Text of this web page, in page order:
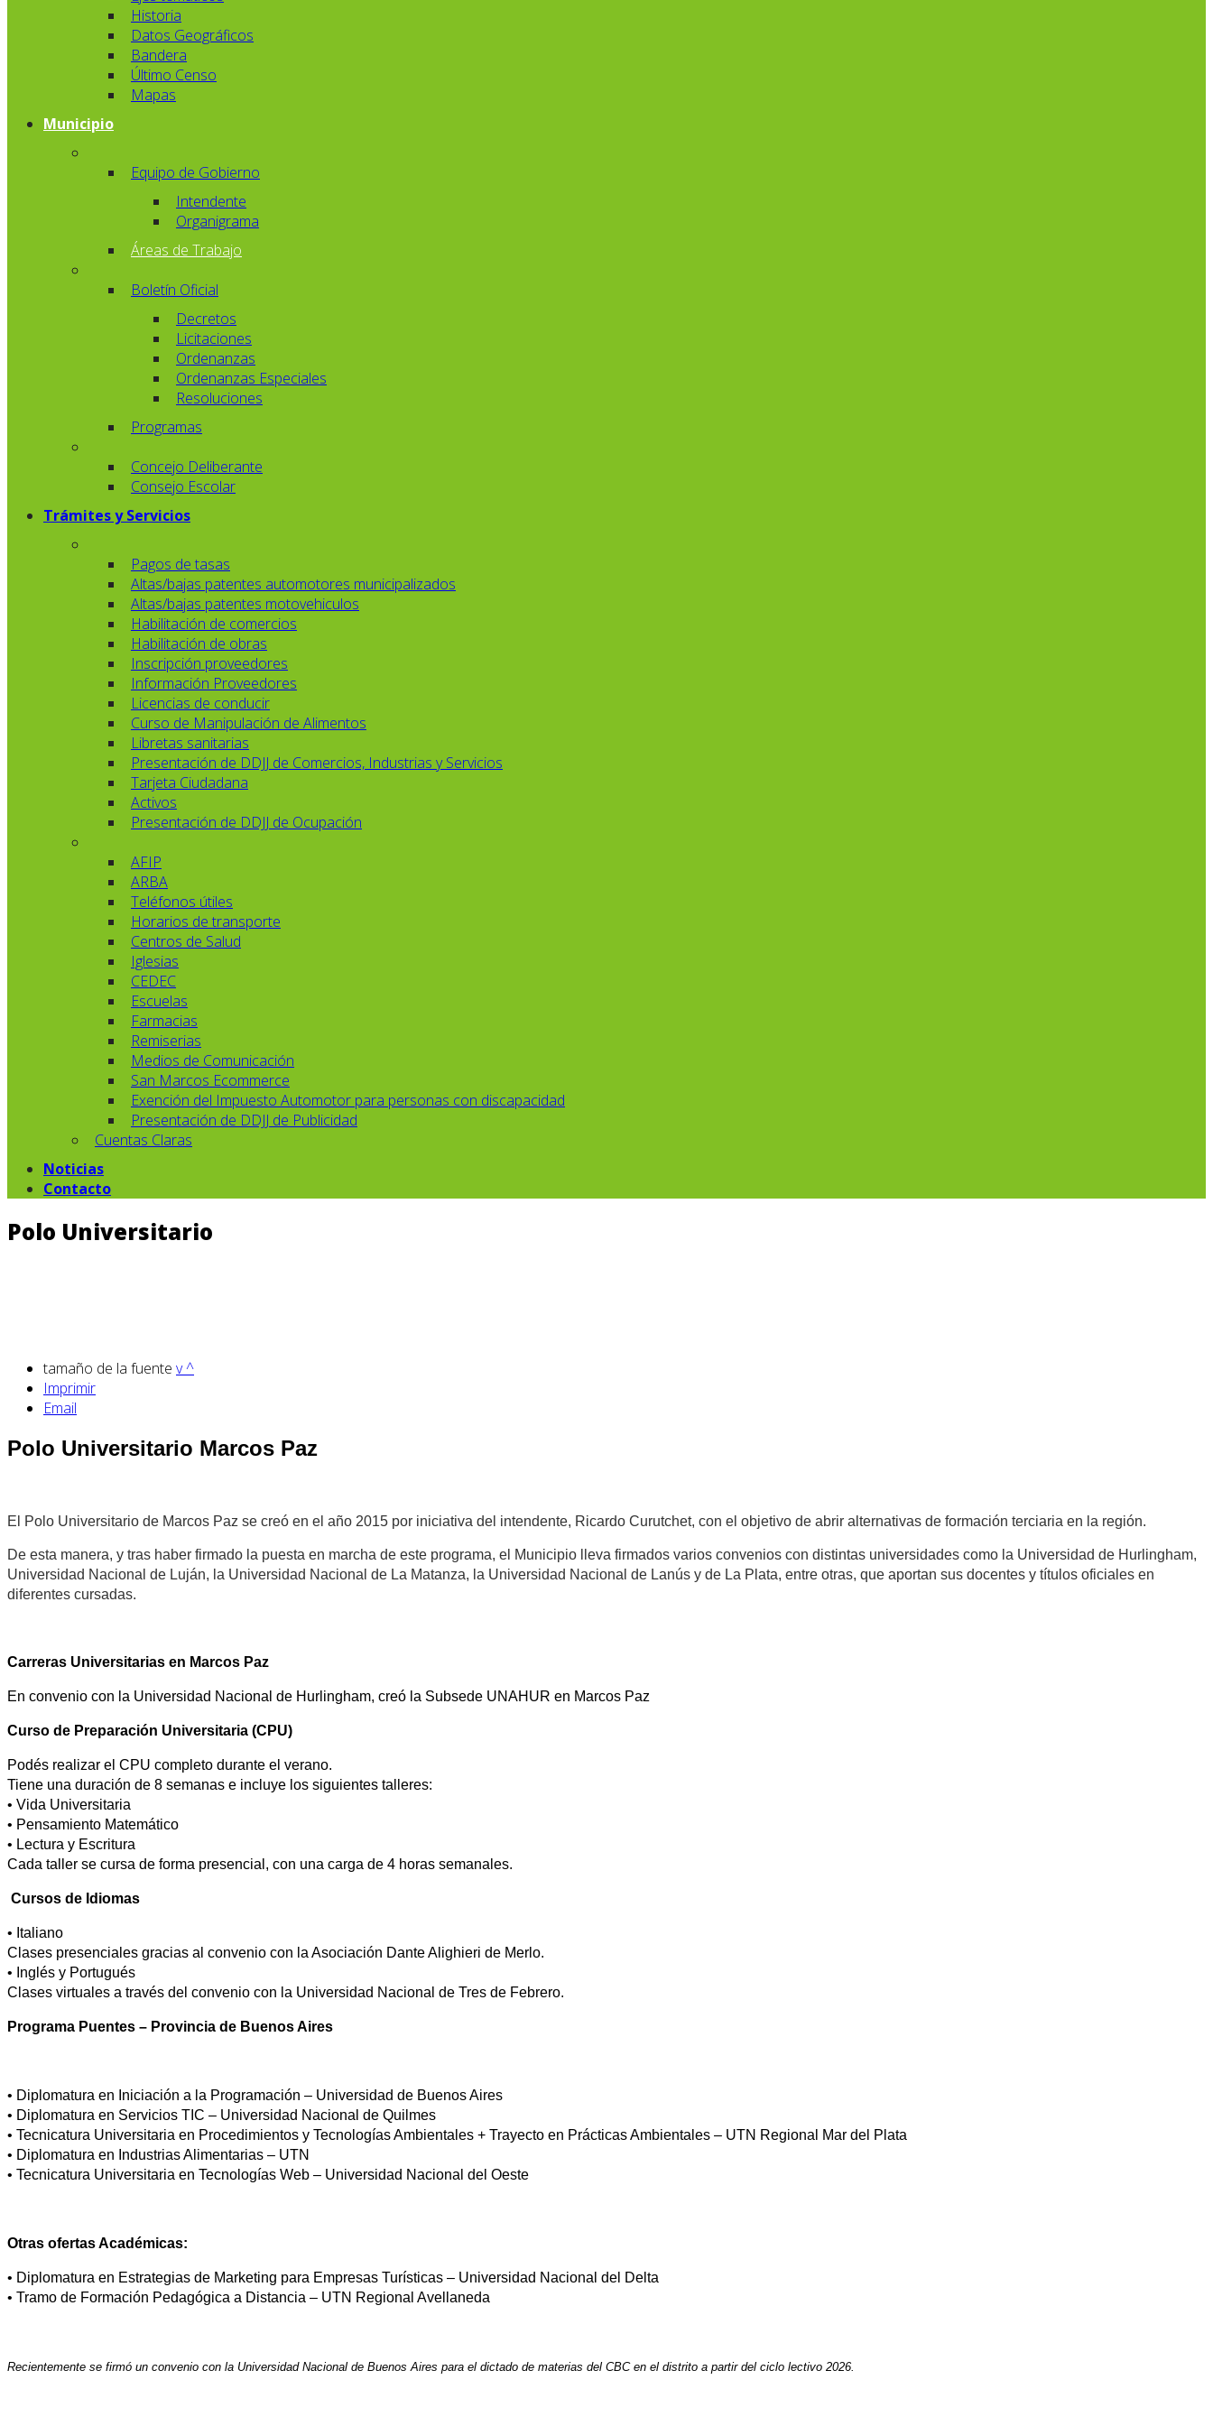
Historia
Datos Geográficos
Bandera
Último Censo
Mapas
Municipio
Equipo de Gobierno
Intendente
Organigrama
Áreas de Trabajo
Boletín Oficial
Decretos
Licitaciones
Ordenanzas
Ordenanzas Especiales
Resoluciones
Programas
Concejo Deliberante
Consejo Escolar
Trámites y Servicios
Pagos de tasas
Altas/bajas patentes automotores municipalizados
Altas/bajas patentes motovehiculos
Habilitación de comercios
Habilitación de obras
Inscripción proveedores
Información Proveedores
Licencias de conducir
Curso de Manipulación de Alimentos
Libretas sanitarias
Presentación de DDJJ de Comercios, Industrias y Servicios
Tarjeta Ciudadana
Activos
Presentación de DDJJ de Ocupación
AFIP
ARBA
Teléfonos útiles
Horarios de transporte
Centros de Salud
Iglesias
CEDEC
Escuelas
Farmacias
Remiserias
Medios de Comunicación
San Marcos Ecommerce
Exención del Impuesto Automotor para personas con discapacidad
Presentación de DDJJ de Publicidad
Cuentas Claras
Noticias
Contacto
Polo Universitario
tamaño de la fuente v^
Imprimir
Email
Polo Universitario Marcos Paz
El Polo Universitario de Marcos Paz se creó en el año 2015 por iniciativa del intendente, Ricardo Curutchet, con el objetivo de abrir alternativas de formación terciaria en la región.
De esta manera, y tras haber firmado la puesta en marcha de este programa, el Municipio lleva firmados varios convenios con distintas universidades como la Universidad de Hurlingham,
Universidad Nacional de Luján, la Universidad Nacional de La Matanza, la Universidad Nacional de Lanús y de La Plata, entre otras, que aportan sus docentes y títulos oficiales en
diferentes cursadas.
Carreras Universitarias en Marcos Paz
En convenio con la Universidad Nacional de Hurlingham, creó la Subsede UNAHUR en Marcos Paz
Curso de Preparación Universitaria (CPU)
Podés realizar el CPU completo durante el verano.
Tiene una duración de 8 semanas e incluye los siguientes talleres:
• Vida Universitaria
• Pensamiento Matemático
• Lectura y Escritura
Cada taller se cursa de forma presencial, con una carga de 4 horas semanales.
Cursos de Idiomas
• Italiano
Clases presenciales gracias al convenio con la Asociación Dante Alighieri de Merlo.
• Inglés y Portugués
Clases virtuales a través del convenio con la Universidad Nacional de Tres de Febrero.
Programa Puentes – Provincia de Buenos Aires
• Diplomatura en Iniciación a la Programación – Universidad de Buenos Aires
• Diplomatura en Servicios TIC – Universidad Nacional de Quilmes
• Tecnicatura Universitaria en Procedimientos y Tecnologías Ambientales + Trayecto en Prácticas Ambientales – UTN Regional Mar del Plata
• Diplomatura en Industrias Alimentarias – UTN
• Tecnicatura Universitaria en Tecnologías Web – Universidad Nacional del Oeste
Otras ofertas Académicas:
• Diplomatura en Estrategias de Marketing para Empresas Turísticas – Universidad Nacional del Delta
• Tramo de Formación Pedagógica a Distancia – UTN Regional Avellaneda
Recientemente se firmó un convenio con la Universidad Nacional de Buenos Aires para el dictado de materias del CBC en el distrito a partir del ciclo lectivo 2026.